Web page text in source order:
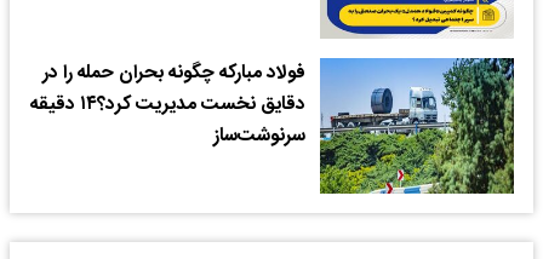
فولاد مبارکه چگونه بحران حمله را در
دقایق نخست مدیریت کرد؟۱۴ دقیقه
سرنوشت‌ساز